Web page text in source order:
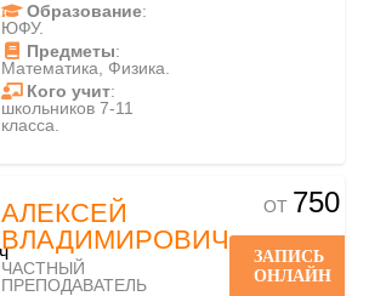
Образование:
ЮФУ.
Предметы:
Математика, Физика.
Кого учит:
школьников 7-11
класса.
АЛЕКСЕЙ
ВЛАДИМИРОВИЧ
ЧАСТНЫЙ
ПРЕПОДАВАТЕЛЬ
ОТ 750
ЗАПИСЬ
ОНЛАЙН